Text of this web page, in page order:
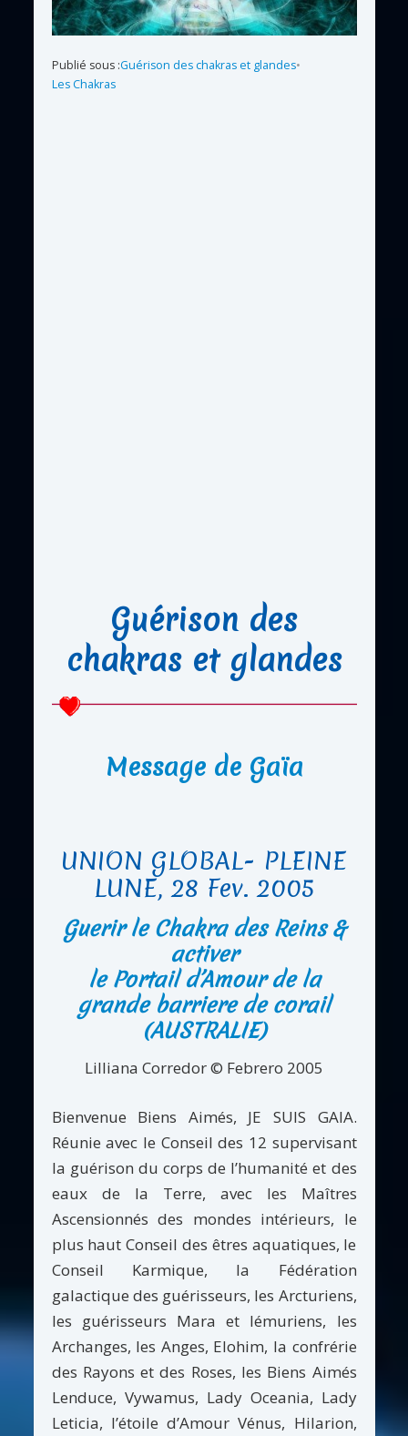
Publié sous :Guérison des chakras et glandes•
Les Chakras
Guérison des
chakras et glandes
Message de Gaïa
UNION GLOBAL- PLEINE
LUNE, 28 Fev. 2005
Guerir le Chakra des Reins &
activer
le Portail d’Amour de la
grande barriere de corail
(AUSTRALIE)
Lilliana Corredor © Febrero 2005
Bienvenue Biens Aimés, JE SUIS GAIA.
Réunie avec le Conseil des 12 supervisant
la guérison du corps de l’humanité et des
eaux de la Terre, avec les Maîtres
Ascensionnés des mondes intérieurs, le
plus haut Conseil des êtres aquatiques, le
Conseil Karmique, la Fédération
galactique des guérisseurs, les Arcturiens,
les guérisseurs Mara et lémuriens, les
Archanges, les Anges, Elohim, la confrérie
des Rayons et des Roses, les Biens Aimés
Lenduce, Vywamus, Lady Oceania, Lady
Leticia, l’étoile d’Amour Vénus, Hilarion,